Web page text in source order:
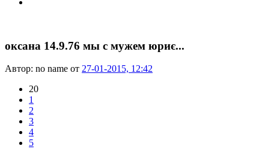
оксана 14.9.76 мы с мужем юриє...
Автор: no name от 27-01-2015, 12:42
20
1
2
3
4
5